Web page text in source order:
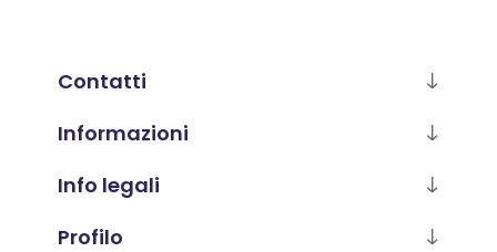
Contatti
Informazioni
Info legali
Profilo